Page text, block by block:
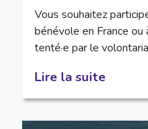
Vous souhaitez
bénévole en France
tenté·e par le
Lire la suite